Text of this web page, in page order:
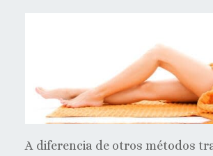
A diferencia de otros métodos